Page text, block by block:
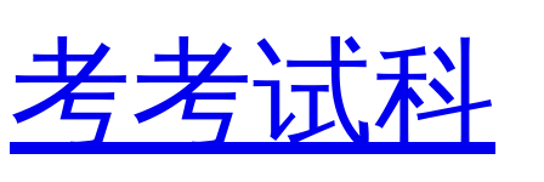
考考试科